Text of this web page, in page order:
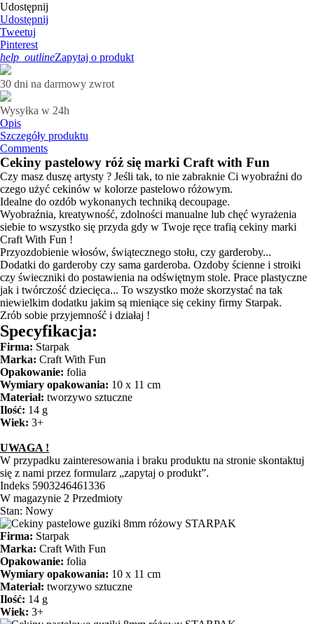
Udostępnij
Udostępnij
Tweetuj
Pinterest
help_outlineZapytaj o produkt
30 dni na darmowy zwrot
Wysyłka w 24h
Opis
Szczegóły produktu
Comments
Cekiny pastelowy róż się marki Craft with Fun
Czy masz duszę artysty ? Jeśli tak, to nie zabraknie Ci wyobraźni do
czego użyć cekinów w kolorze pastelowo różowym.
Idealne do ozdób wykonanych techniką decoupage.
Wyobraźnia, kreatywność, zdolności manualne lub chęć wyrażenia
siebie to wszystko się przyda gdy w Twoje ręce trafią cekiny marki
Craft With Fun !
Przyozdobienie włosów, świątecznego stołu, czy garderoby...
Dodatki do garderoby czy sama garderoba. Ozdoby ścienne i stroiki
czy świeczniki do postawienia na odświętnym stole. Prace plastyczne
jak i twórczość dziecięca... To wszystko może skorzystać na tak
niewielkim dodatku jakim są mieniące się cekiny firmy Starpak.
Zrób sobie przyjemność i działaj !
Specyfikacja:
Firma: Starpak
Marka: Craft With Fun
Opakowanie: folia
Wymiary opakowania: 10 x 11 cm
Materiał: tworzywo sztuczne
Ilość: 14 g
Wiek: 3+
UWAGA !
W przypadku zainteresowania i braku produktu na stronie skontaktuj
się z nami przez formularz „zapytaj o produkt”.
Indeks 5903246461336
W magazynie 2 Przedmioty
Stan: Nowy
Firma: Starpak
Marka: Craft With Fun
Opakowanie: folia
Wymiary opakowania: 10 x 11 cm
Materiał: tworzywo sztuczne
Ilość: 14 g
Wiek: 3+